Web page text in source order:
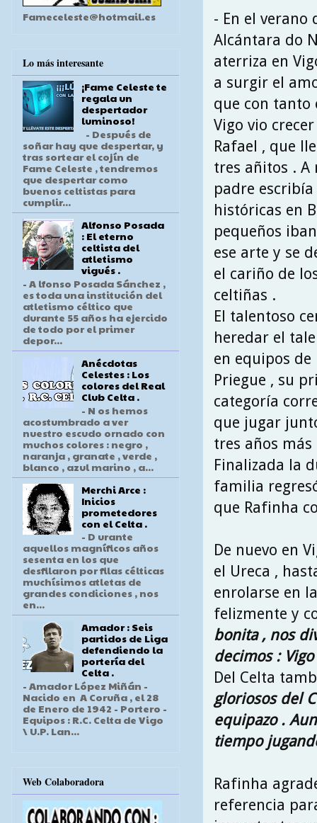
- En el
Alcántara do
aterriza en
a surgir el
que con tanto
Vigo vio
Rafael , que
tres añitos . A
padre
históricas en
pequeños
ese arte y se
el cariño de
celtiñas .
El talentoso
heredar el
en equipos de
Priegue , su
categoría
que jugar
tres años más
Finalizada la
familia
que Rafinha
De nuevo en
el Ureca ,
enrolarse en
felizmente y
bonita , nos
decimos :
Del Celta
gloriosos del
equipazo .
tiempo
Rafinha
referencia
Fameceleste@hotmail.es
Lo más interesante
¡Fame Celeste te
regala un
despertador
luminoso!
- Después de
soñar hay que despertar, y
tras sortear el cojín de
Fame Celeste , tendremos
que despertar como
buenos celtistas para
cumplir...
Alfonso Posada
: El eterno
celtista del
atletismo
vigués .
- A lfonso Posada Sánchez ,
es toda una institución del
atletismo céltico que
durante 55 años ha ejercido
de todo por el primer
depor...
Anécdotas
Celestes : Los
colores del Real
Club Celta .
- N os hemos
acostumbrado a ver
nuestro escudo ornado con
muchos colores : negro ,
naranja , granate , verde ,
blanco , azul marino , a...
Merchi Arce :
Inicios
prometedores
con el Celta .
- D urante
aquellos magníficos años
sesenta en los que
desfilaron por filas célticas
muchísimos atletas de
grandes condiciones , nos
en...
Amador : Seis
partidos de Liga
defendiendo la
portería del
Celta .
- Amador López Miñán -
Nacido en A Coruña , el 28
de Enero de 1942 - Portero -
Equipos : R.C. Celta de Vigo
\ U.P. Lan...
Web Colaboradora